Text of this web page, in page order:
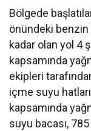
Bölgede
önündeki benzin
kadar olan yol 4
kapsamında
ekipleri
içme suyu
kapsamında
suyu bacası,